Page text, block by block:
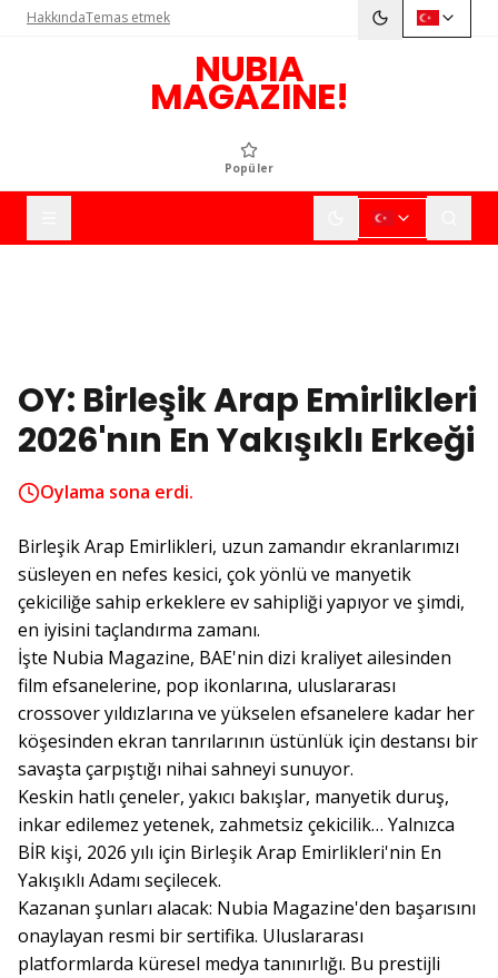
HakkındaTemas etmek
NUBIA
MAGAZINE!
Popüler
OY: Birleşik Arap Emirlikleri
2026'nın En Yakışıklı Erkeği
Oylama sona erdi.
Birleşik Arap Emirlikleri, uzun zamandır ekranlarımızı
süsleyen en nefes kesici, çok yönlü ve manyetik
çekiciliğe sahip erkeklere ev sahipliği yapıyor ve şimdi,
en iyisini taçlandırma zamanı.
İşte Nubia Magazine, BAE'nin dizi kraliyet ailesinden
film efsanelerine, pop ikonlarına, uluslararası
crossover yıldızlarına ve yükselen efsanelere kadar her
köşesinden ekran tanrılarının üstünlük için destansı bir
savaşta çarpıştığı nihai sahneyi sunuyor.
Keskin hatlı çeneler, yakıcı bakışlar, manyetik duruş,
inkar edilemez yetenek, zahmetsiz çekicilik… Yalnızca
BİR kişi, 2026 yılı için Birleşik Arap Emirlikleri'nin En
Yakışıklı Adamı seçilecek.
Kazanan şunları alacak: Nubia Magazine'den başarısını
onaylayan resmi bir sertifika. Uluslararası
platformlarda küresel medya tanınırlığı. Bu prestijli